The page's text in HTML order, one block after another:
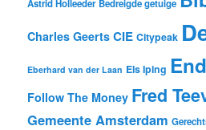
Astrid Holleeder Bedreigde getuige
Charles Geerts CIE Citypeak
Eberhard van der Laan Els Iping
Follow The Money Fred
Gemeente Amsterdam